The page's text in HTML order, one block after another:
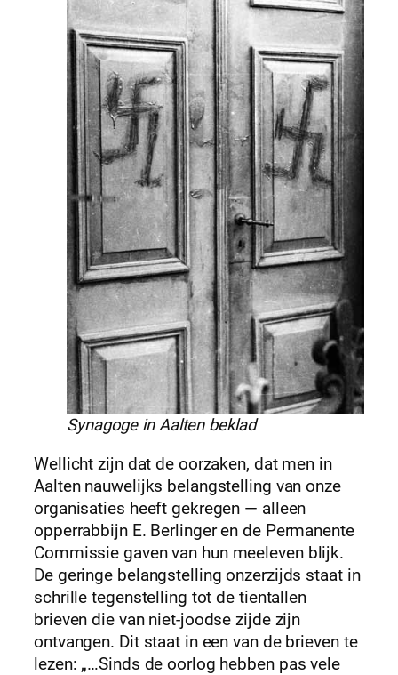
Synagoge in Aalten beklad
Wellicht zijn dat de oorzaken, dat men in
Aalten nauwelijks belangstelling van onze
organisaties heeft gekregen — alleen
opperrabbijn E. Berlinger en de Permanente
Commissie gaven van hun meeleven blijk.
De geringe belangstelling onzerzijds staat in
schrille tegenstelling tot de tientallen
brieven die van niet-joodse zijde zijn
ontvangen. Dit staat in een van de brieven te
lezen: „…Sinds de oorlog hebben pas vele